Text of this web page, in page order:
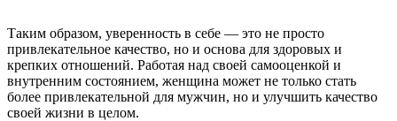
Таким образом, уверенность в себе — это не просто
привлекательное качество, но и основа для здоровых и
крепких отношений. Работая над своей самооценкой и
внутренним состоянием, женщина может не только стать
более привлекательной для мужчин, но и улучшить качество
своей жизни в целом.